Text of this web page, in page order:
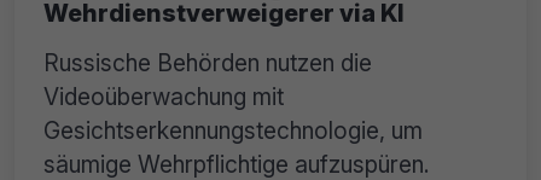
Wehrdienstverweigerer via KI
Russische Behörden nutzen die
Videoüberwachung mit
Gesichtserkennungstechnologie, um
säumige Wehrpflichtige aufzuspüren.